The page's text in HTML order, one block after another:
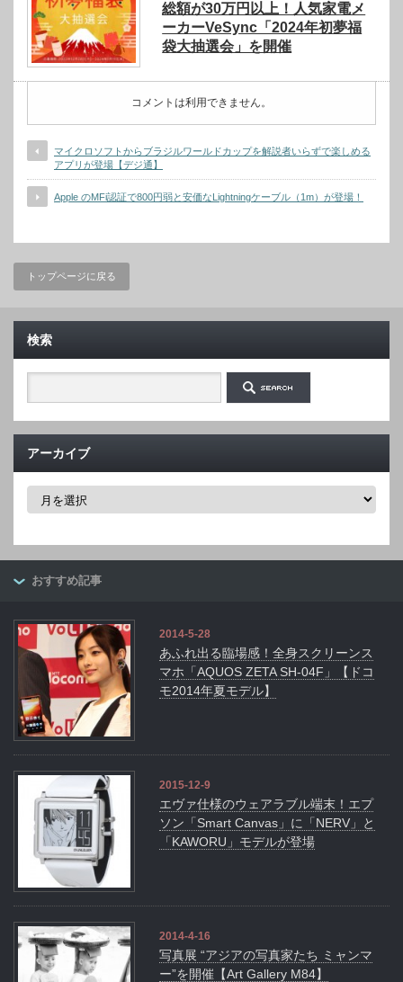
総額が30万円以上！人気家電メ
ーカーVeSync「2024年初夢福
袋大抽選会」を開催
コメントは利用できません。
マイクロソフトからブラジルワールドカップを解説者いらずで楽しめる
アプリが登場【デジ通】
Apple のMFi認証で800円弱と安価なLightningケーブル（1m）が登場！
トップページに戻る
検索
アーカイブ
ア
ブ
おすすめ記事
2014-5-28
あふれ出る臨場感！全身スクリーンス
マホ「AQUOS ZETA SH-04F」【ドコ
モ2014年夏モデル】
2015-12-9
エヴァ仕様のウェアラブル端末！エプ
ソン「Smart Canvas」に「NERV」と
「KAWORU」モデルが登場
2014-4-16
写真展 “アジアの写真家たち ミャンマ
ー”を開催【Art Gallery M84】